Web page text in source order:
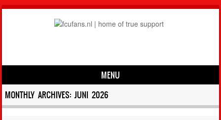
MENU
Skip to content
MONTHLY ARCHIVES:JUNI 2026